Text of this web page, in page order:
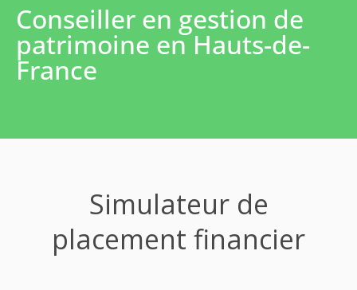
Conseiller en gestion de
patrimoine en Hauts-de-
France
Simulateur de
placement financier